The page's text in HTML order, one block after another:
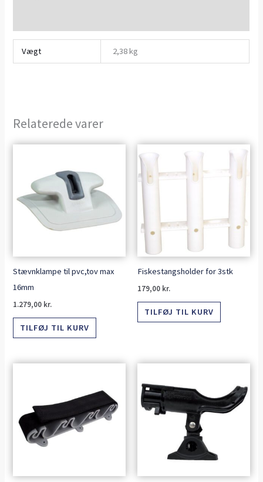
Vægt 2,38 kg
Relaterede varer
Stævnklampe til pvc,tov max
16mm
1.279,00 kr.
TILFØJ TIL KURV
Fiskestangsholder for 3stk
179,00 kr.
TILFØJ TIL KURV